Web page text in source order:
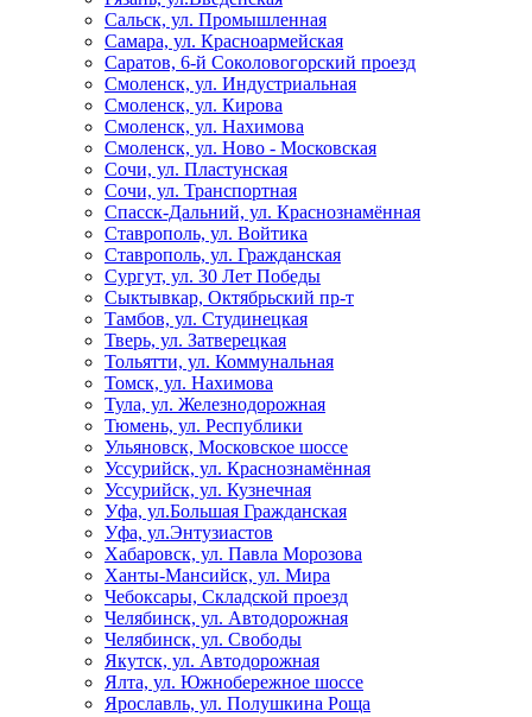
Сальск, ул. Промышленная
Самара, ул. Красноармейская
Саратов, 6-й Соколовогорский проезд
Смоленск, ул. Индустриальная
Смоленск, ул. Кирова
Смоленск, ул. Нахимова
Смоленск, ул. Ново - Московская
Сочи, ул. Пластунская
Сочи, ул. Транспортная
Спасск-Дальний, ул. Краснознамённая
Ставрополь, ул. Войтика
Ставрополь, ул. Гражданская
Сургут, ул. 30 Лет Победы
Сыктывкар, Октябрьский пр-т
Тамбов, ул. Студинецкая
Тверь, ул. Затверецкая
Тольятти, ул. Коммунальная
Томск, ул. Нахимова
Тула, ул. Железнодорожная
Тюмень, ул. Республики
Ульяновск, Московское шоссе
Уссурийск, ул. Краснознамённая
Уссурийск, ул. Кузнечная
Уфа, ул.Большая Гражданская
Уфа, ул.Энтузиастов
Хабаровск, ул. Павла Морозова
Ханты-Мансийск, ул. Мира
Чебоксары, Складской проезд
Челябинск, ул. Автодорожная
Челябинск, ул. Свободы
Якутск, ул. Автодорожная
Ялта, ул. Южнобережное шоссе
Ярославль, ул. Полушкина Роща